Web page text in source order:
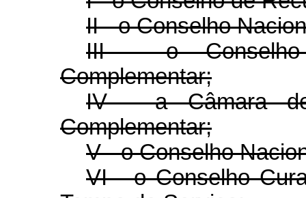
II - o Conselho
III - o Conselho
Complementar;
IV - a Câmara de
Complementar;
V - o Conselho
VI - o Conselho